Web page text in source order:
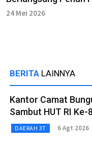
24 Mei 2026
BERITA LAINNYA
Kantor Camat
Sambut HUT RI Ke-
DAERAH 3T 6 Agt 2026